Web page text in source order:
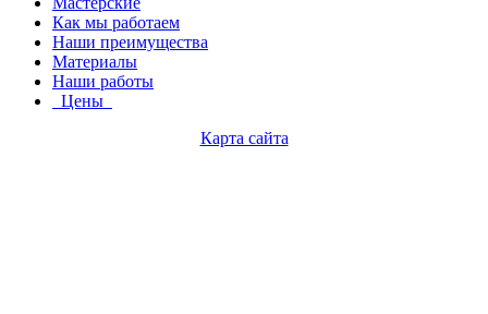
Как мы работаем
Наши преимущества
Материалы
Наши работы
Цены
Карта сайта